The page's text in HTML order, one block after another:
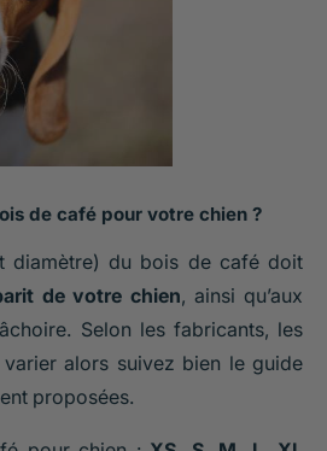
de café pour votre chien ?
diamètre) du bois de café doit
de votre chien, ainsi qu’aux
Selon les fabricants, les
alors suivez bien le guide
proposées.